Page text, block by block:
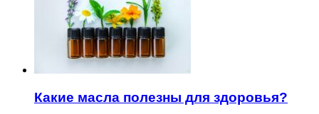
Какие масла полезны для здоровья?